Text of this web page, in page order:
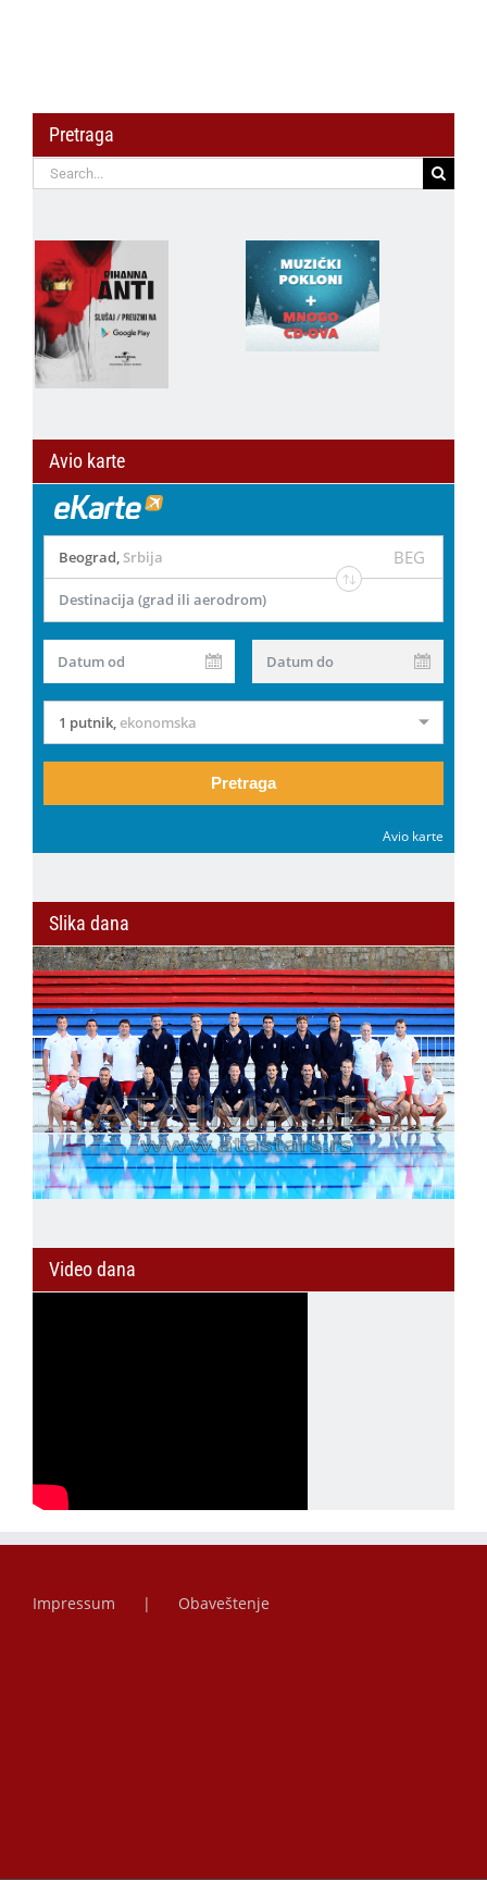
Pretraga
Search
for:
Avio karte
Beograd, Srbija BEG
Destinacija (grad ili aerodrom)
Datum od Datum do
1 putnik,ekonomska
Pretraga
Avio karte
Slika dana
Video dana
Impressum Obaveštenje